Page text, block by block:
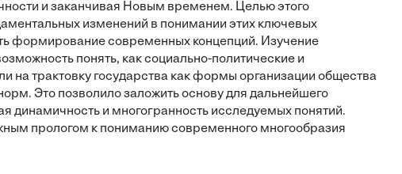
и заканчивая Новым временем. Целью этого
изменений в понимании этих ключевых
формирование современных концепций. Изучение
понять, как социально-политические и
трактовку государства как формы организации общества
Это позволило заложить основу для дальнейшего
динамичность и многогранность исследуемых понятий.
прологом к пониманию современного многообразия